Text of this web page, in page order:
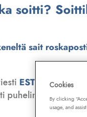
soitti?
sait
ESTO numeroon
puhelinmyyjien
Cookies
By clicking
usage, and